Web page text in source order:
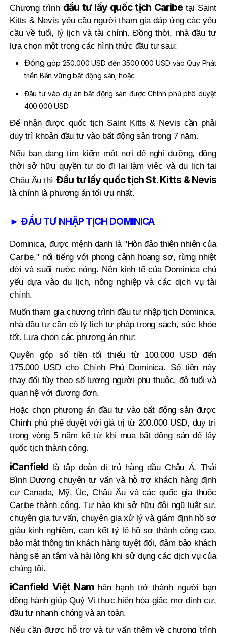
Chương trình đầu tư lấy quốc tịch Caribetại Saint
Kitts & Nevis yêu cầu người tham gia đáp ứng các yêu
cầu về tuổi, lý lịch và tài chính. Đồng thời, nhà đầu tư
lựa chọn một trong các hình thức đầu tư sau:
Đóng góp 250.000 USD đến 3500.000 USD vào Quỹ Phát
triển Bền vững bất động sản; hoặc
Đầu tư vào dự án bất động sản được Chính phủ phê duyệt
400.000 USD.
Để nhận được quốc tịch Saint Kitts & Nevis cần phải
duy trì khoản đầu tư vào bất động sản trong 7 năm.
Nếu bạn đang tìm kiếm một nơi để nghỉ dưỡng, đồng
thời sở hữu quyền tự do đi lại làm việc và du lịch tại
Châu Âu thì Đầu tư lấy quốc tịch St. Kitts & Nevis
là chính là phương án tối ưu nhất.
► ĐẦU TƯ NHẬP TỊCH DOMINICA
Dominica, được mệnh danh là "Hòn đảo thiên nhiên của
Caribe," nổi tiếng với phong cảnh hoang sơ, rừng nhiệt
đới và suối nước nóng. Nền kinh tế của Dominica chủ
yếu dựa vào du lịch, nông nghiệp và các dịch vụ tài
chính.
Muốn tham gia chương trình đầu tư nhập tịch Dominica,
nhà đầu tư cần có lý lịch tư pháp trong sạch, sức khỏe
tốt. Lựa chọn các phương án như:
Quyên góp số tiền tối thiểu từ 100.000 USD đến
175.000 USD cho Chính Phủ Dominica. Số tiền này
thay đổi tùy theo số lượng người phụ thuộc, độ tuổi và
quan hệ với đương đơn.
Hoặc chọn phương án đầu tư vào bất động sản được
Chính phủ phê duyệt với giá trị từ 200.000 USD, duy trì
trong vòng 5 năm kể từ khi mua bất động sản để lấy
quốc tịch thành công.
iCanfield là tập đoàn di trú hàng đầu Châu Á, Thái
Bình Dương chuyên tư vấn và hỗ trợ khách hàng định
cư Canada, Mỹ, Úc, Châu Âu và các quốc gia thuộc
Caribe thành công. Tự hào khi sở hữu đội ngũ luật sư,
chuyên gia tư vấn, chuyên gia xử lý và giám định hồ sơ
giàu kinh nghiệm, cam kết tỷ lệ hồ sơ thành công cao,
bảo mật thông tin khách hàng tuyệt đối, đảm bảo khách
hàng sẽ an tâm và hài lòng khi sử dụng các dịch vụ của
chúng tôi.
iCanfield Việt Namhân hạnh trở thành người bạn
đồng hành giúp Quý Vị thực hiện hóa giấc mơ định cư,
đầu tư nhanh chóng và an toàn.
Nếu cần được hỗ trợ và tư vấn thêm về chương trình